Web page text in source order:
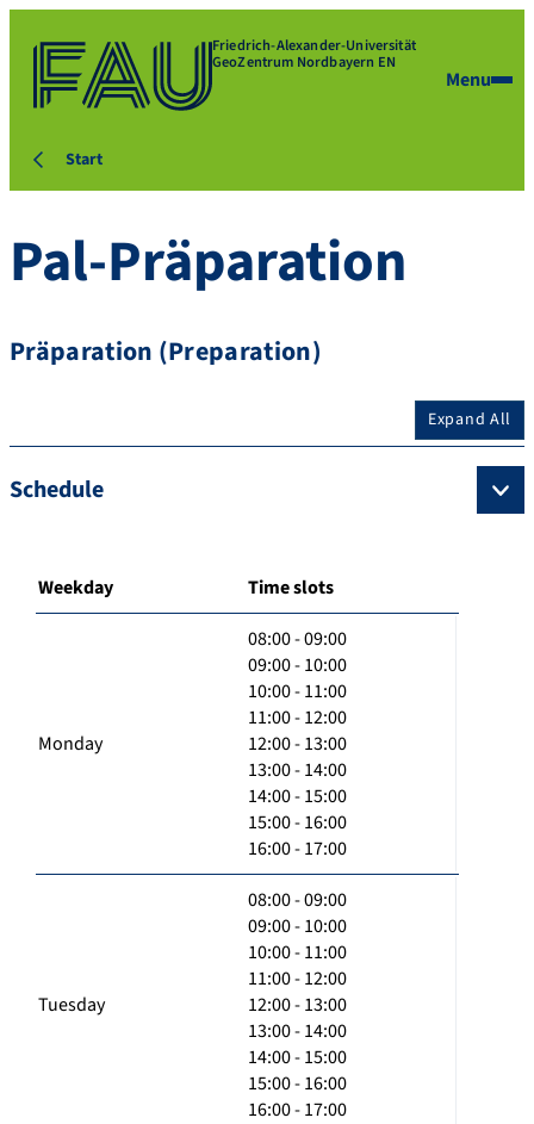
Friedrich-Alexander-Universität
GeoZentrum Nordbayern EN
Menu
Start
Pal-Präparation
Präparation (Preparation)
Expand All
Schedule
Weekday Time slots
Monday
08:00 - 09:00
09:00 - 10:00
10:00 - 11:00
11:00 - 12:00
12:00 - 13:00
13:00 - 14:00
14:00 - 15:00
15:00 - 16:00
16:00 - 17:00
Tuesday
08:00 - 09:00
09:00 - 10:00
10:00 - 11:00
11:00 - 12:00
12:00 - 13:00
13:00 - 14:00
14:00 - 15:00
15:00 - 16:00
16:00 - 17:00